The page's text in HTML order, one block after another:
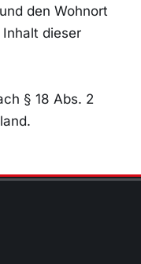
den Wohnort
dieser
§ 18 Abs. 2